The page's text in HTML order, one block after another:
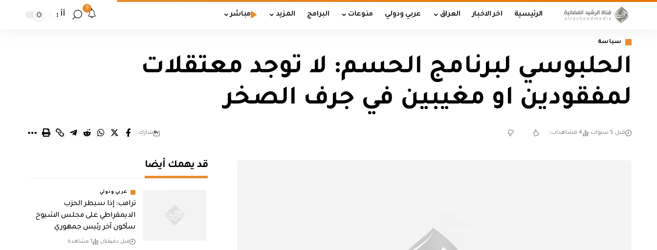
الرئيسية اخر الاخبار العراق عربي ودولي منوعات البرامج المزيد مباشر
9
أأ
سياسة
الحلبوسي لبرنامج الحسم: لا توجد معتقلات
لمفقودين او مغيبين في جرف الصخر
قبل 5 سنوات 4 مشاهدات شارك
قد يهمك أيضا
عربي ودولي
ترامب: إذا سيطر الحزب
الديمقراطي على مجلس الشيوخ
سأكون آخر رئيس جمهوري
قبل دقيقتان 1 مشاهدة